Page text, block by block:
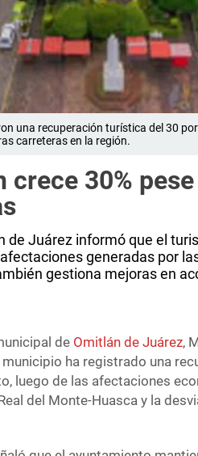
una recuperación turística del 30
carreteras en la región.
crece 30%
de Juárez informó que el
generadas por
gestiona mejoras en
de Omitlán de Juárez,
ha registrado una
luego de las afectaciones
del Monte-Huasca y la